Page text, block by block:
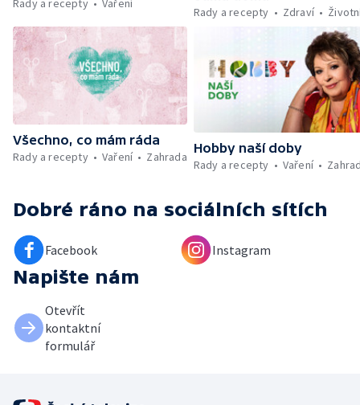
Kniha veselých říkanek Hrátky se zvířátky —
Umělecký festival Pohoda 2026 —
Vyhodnocení ankety + ČT tipy —
Vyhodnocení divácké soutěže — Práce
záchranářů v létě
Rady a recepty
Vaření
Rady a recepty
Zdraví
Všechno, co mám ráda
Rady a recepty
Vaření Zahrada
Hobby naší doby
Rady a recepty
Vaření
Dobré ráno na sociálních sítích
Facebook Instagram
Napište nám
Otevřít
kontaktní
formulář